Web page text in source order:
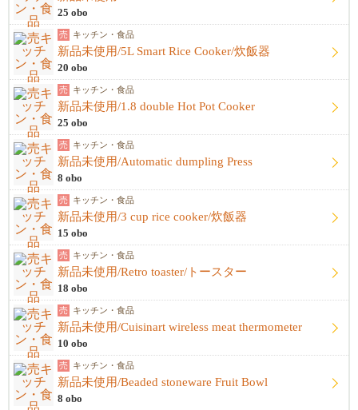
25 obo
売 キッチン・食品
新品未使用/5L Smart Rice Cooker/炊飯器
20 obo
売 キッチン・食品
新品未使用/1.8 double Hot Pot Cooker
25 obo
売 キッチン・食品
新品未使用/Automatic dumpling Press
8 obo
売 キッチン・食品
新品未使用/3 cup rice cooker/炊飯器
15 obo
売 キッチン・食品
新品未使用/Retro toaster/トースター
18 obo
売 キッチン・食品
新品未使用/Cuisinart wireless meat thermometer
10 obo
売 キッチン・食品
新品未使用/Beaded stoneware Fruit Bowl
8 obo